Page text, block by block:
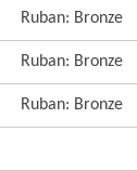
Ruban: Bronze
Ruban: Bronze
Ruban: Bronze